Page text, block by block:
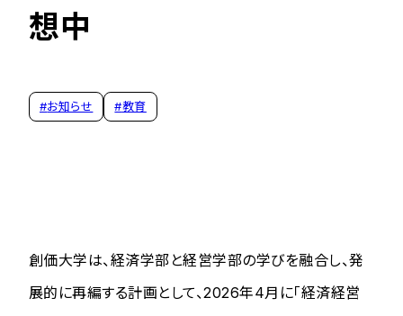
想中
#お知らせ #教育
創価大学は、経済学部と経営学部の学びを融合し、発
展的に再編する計画として、2026年4月に「経済経営